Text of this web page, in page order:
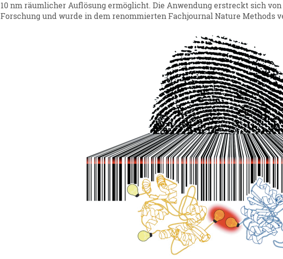
10 nm räumlicher Auflösung ermöglicht. Die Anwendung erstreckt sich
Forschung und wurde in dem renommierten Fachjournal Nature Methods